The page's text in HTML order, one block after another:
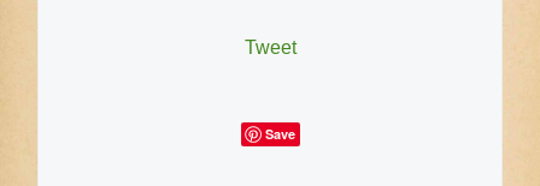
Tweet
Save